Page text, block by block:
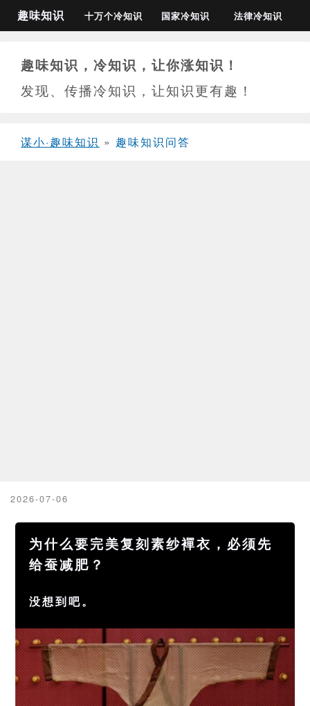
趣味知识 十万个冷知识 国家冷知识 法律冷知识
趣味知识，冷知识，让你涨知识！
发现、传播冷知识，让知识更有趣！
谋小·趣味知识 » 趣味知识问答
2026-07-06
为什么要完美复刻素纱襌衣，必须先
给蚕减肥？
没想到吧。